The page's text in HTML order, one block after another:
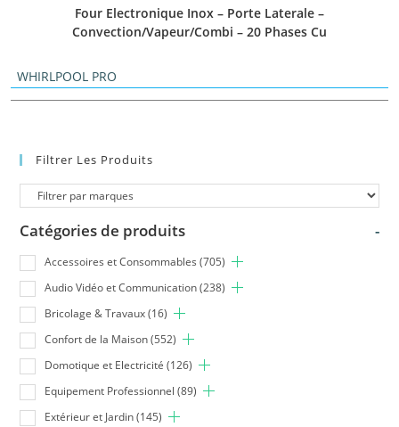
Four Electronique Inox – Porte Laterale –
Convection/Vapeur/Combi – 20 Phases Cu
WHIRLPOOL PRO
Filtrer Les Produits
Catégories de produits -
Accessoires et Consommables (705)
Audio Vidéo et Communication (238)
Bricolage & Travaux (16)
Confort de la Maison (552)
Domotique et Electricité (126)
Equipement Professionnel (89)
Extérieur et Jardin (145)